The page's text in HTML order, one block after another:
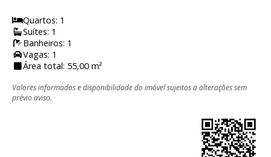
Quartos: 1
Suítes: 1
Banheiros: 1
Vagas: 1
Área total: 55,00 m²
Valores informados e disponibilidade do imóvel sujeitos a alterações sem
prévio aviso.